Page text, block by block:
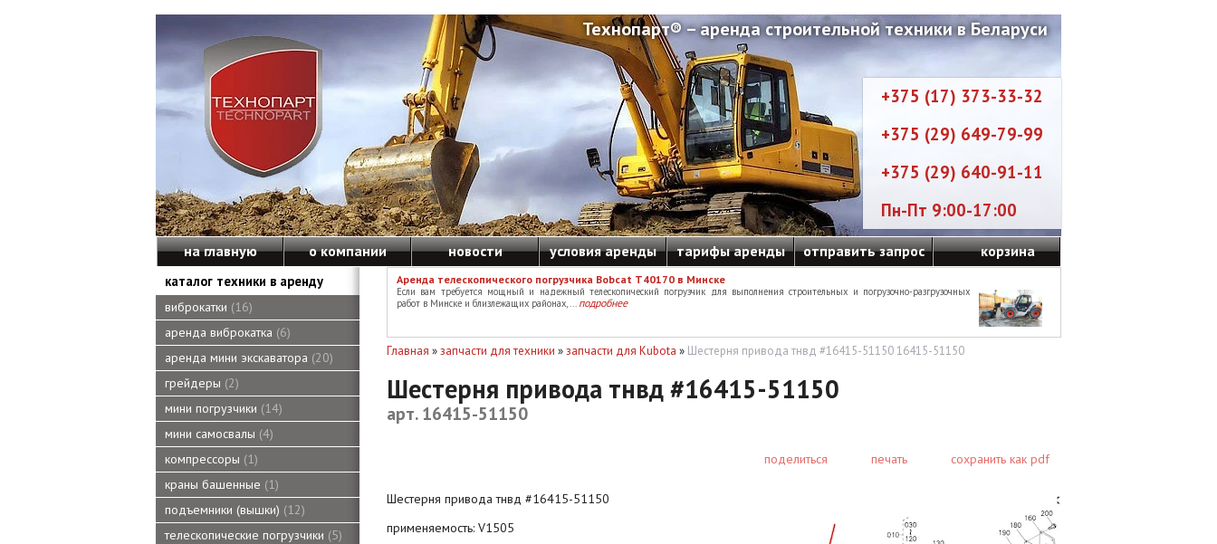
Технопарт® – аренда строительной техники в Беларуси
+375 (17) 373-33-32
+375 (29) 649-79-99
+375 (29) 640-91-11
Пн-Пт 9:00-17:00
на главную о компании новости условия аренды тарифы аренды отправить запрос корзина
каталог техники в аренду
виброкатки
16
аренда виброкатка 6
аренда мини экскаватора 20
грейдеры 2
мини погрузчики
14
мини самосвалы 4
компрессоры
1
краны башенные
1
подъемники (вышки)
12
телескопические погрузчики 5
Аренда телескопического погрузчика Bobcat T40170 в Минске
Если вам требуется мощный и надежный телескопический погрузчик для выполнения строительных и погрузочно-разгрузочных
работ в Минске и близлежащих районах, ... подробнее
Главная »запчасти для техники »запчасти для Kubota » Шестерня привода тнвд #16415-51150 16415-51150
Шестерня привода тнвд #16415-51150
арт. 16415-51150
поделиться печать сохранить как pdf
Шестерня привода тнвд #16415-51150
применяемость: V1505